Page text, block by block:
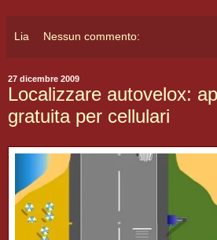
Lia Nessun commento:
27 dicembre 2009
Localizzare autovelox:
gratuita per cellulari